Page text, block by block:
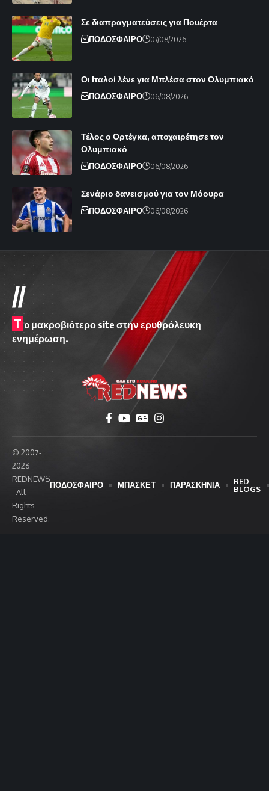
Σε διαπραγματεύσεις για Πουέρτα
ΠΟΔΟΣΦΑΙΡΟ 07/08/2026
Οι Ιταλοί λένε για Μπλέσα στον Ολυμπιακό
ΠΟΔΟΣΦΑΙΡΟ 06/08/2026
Τέλος ο Ορτέγκα, αποχαιρέτησε τον
Ολυμπιακό
ΠΟΔΟΣΦΑΙΡΟ 06/08/2026
Σενάριο δανεισμού για τον Μόουρα
ΠΟΔΟΣΦΑΙΡΟ 06/08/2026
//
T o μακροβιότερο site στην ερυθρόλευκη
ενημέρωση.
© 2007-
2026
REDNEWS
- All
Rights
Reserved.
ΠΟΔΟΣΦΑΙΡΟ ΜΠΑΣΚΕΤ ΠΑΡΑΣΚΗΝΙΑ
RED
BLOGS